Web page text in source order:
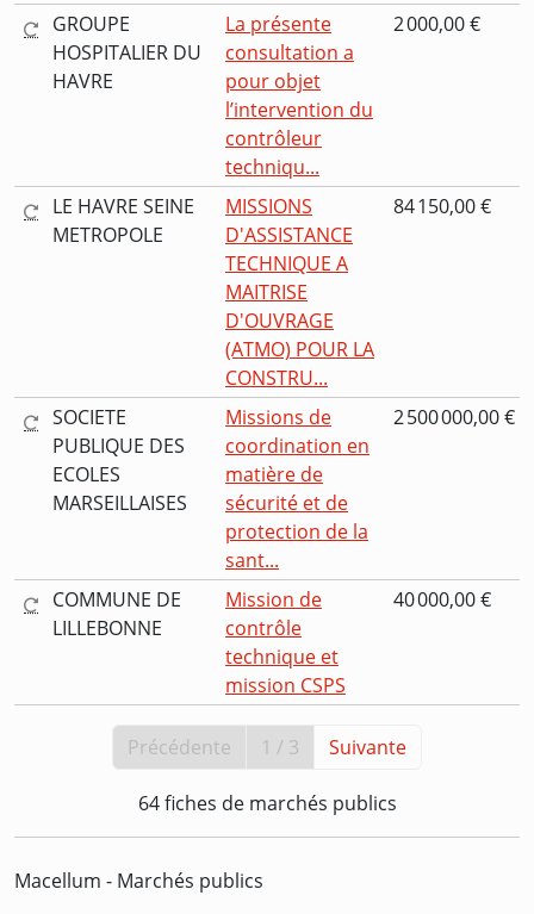
GROUPE
HOSPITALIER DU
HAVRE
La présente
consultation a
pour objet
l’intervention du
contrôleur
techniqu...
2 000,00 €
LE HAVRE SEINE
METROPOLE
MISSIONS
D'ASSISTANCE
TECHNIQUE A
MAITRISE
D'OUVRAGE
(ATMO) POUR LA
CONSTRU...
84 150,00 €
SOCIETE
PUBLIQUE DES
ECOLES
MARSEILLAISES
Missions de
coordination en
matière de
sécurité et de
protection de la
sant...
2 500 000,00 €
COMMUNE DE
LILLEBONNE
Mission de
contrôle
technique et
mission CSPS
40 000,00 €
Précédente 1 / 3 Suivante
64 fiches de marchés publics
Macellum - Marchés publics